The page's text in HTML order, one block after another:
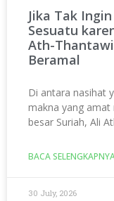
Jika Tak
Sesuatu
Ath-
Beramal
Di antara nasihat
makna yang amat
BACA
30 July, 2026